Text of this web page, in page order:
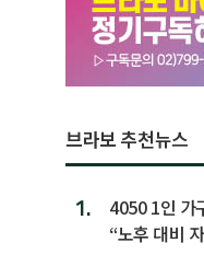
브라보 추천뉴스
1.
4050 1인 가
“노후 대비